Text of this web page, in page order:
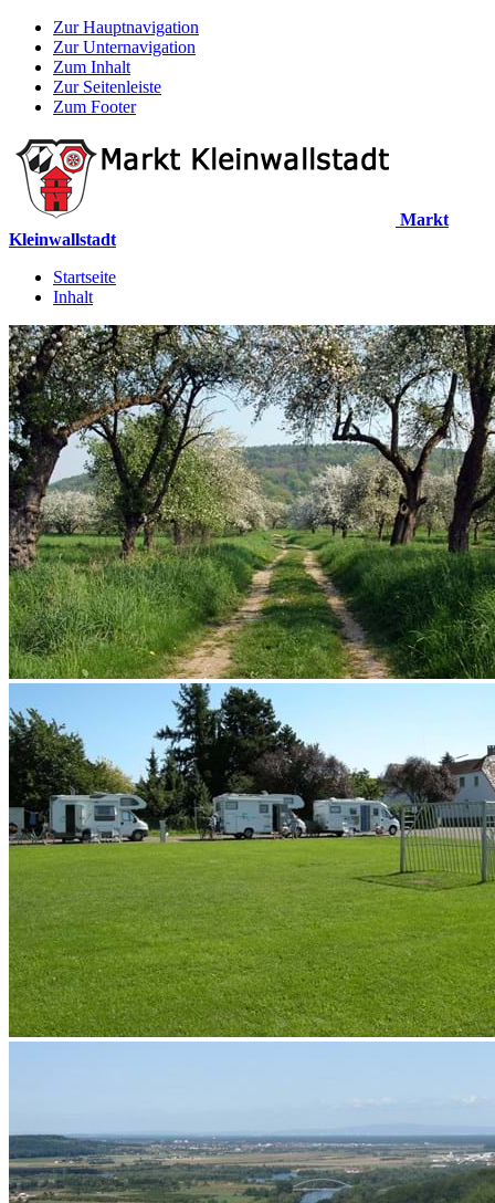
Zur Hauptnavigation
Zur Unternavigation
Zum Inhalt
Zur Seitenleiste
Zum Footer
Markt
Kleinwallstadt
Startseite
Inhalt